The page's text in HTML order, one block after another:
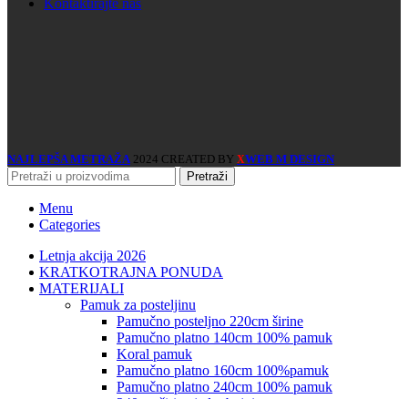
Kontaktirajte nas
NAJLEPŠA METRAŽA 2024 CREATED BY XWEB M DESIGN
Pretraži
Menu
Categories
Letnja akcija 2026
KRATKOTRAJNA PONUDA
MATERIJALI
pamuk za posteljinu
pamučno posteljno 220cm širine
pamučno platno 140cm 100% pamuk
koral pamuk
pamučno platno 160cm 100%pamuk
pamučno platno 240cm 100% pamuk